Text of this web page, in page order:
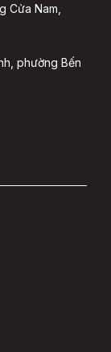
Cửa Nam,
phường Bến